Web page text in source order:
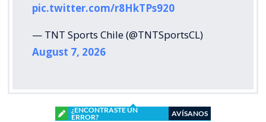
pic.twitter.com/r8HkTPs920
— TNT Sports Chile (@TNTSportsCL)
August 7, 2026
¿ENCONTRASTE UN
ERROR?
AVÍSANOS